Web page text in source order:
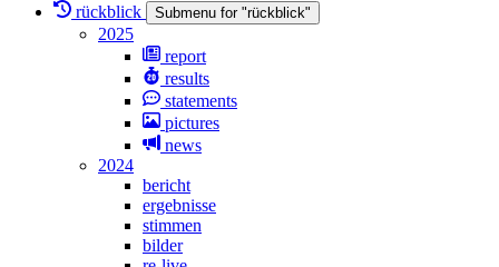
rückblick
Submenu for "rückblick"
2025
report
results
statements
pictures
news
2024
bericht
ergebnisse
stimmen
bilder